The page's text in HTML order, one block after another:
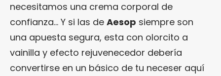
necesitamos una crema corporal de
confianza… Y si las de Aesop siempre son
una apuesta segura, esta con olorcito a
vainilla y efecto rejuvenecedor debería
convertirse en un básico de tu neceser aquí